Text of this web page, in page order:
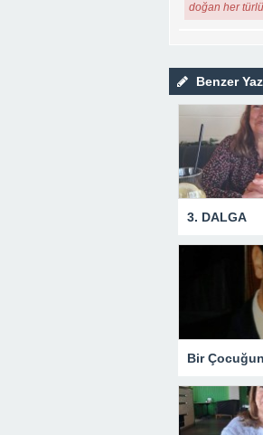
doğan her
Benzer
3. DALGA